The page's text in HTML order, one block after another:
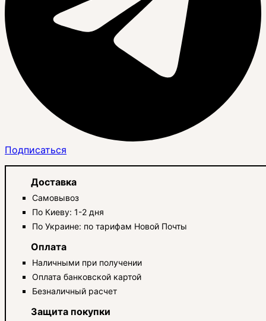
Подписаться
Доставка
Самовывоз
По Киеву: 1-2 дня
По Украине: по тарифам Новой Почты
Оплата
Наличными при получении
Оплата банковской картой
Безналичный расчет
Защита покупки